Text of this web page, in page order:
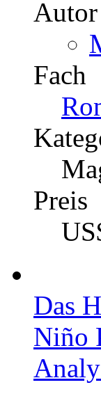
Autor
Fach
Preis
Das
Niño